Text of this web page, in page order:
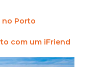
no Porto
com um iFriend